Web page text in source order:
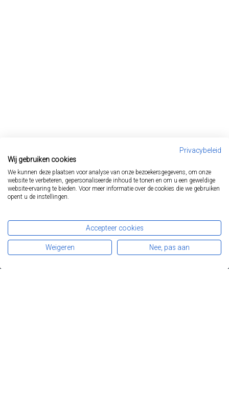
Start
Lynch syndroom
Darmkanker
Patiënten
Privacybeleid
Wij gebruiken cookies
We kunnen deze plaatsen voor analyse van onze bezoekersgegevens, om onze
website te verbeteren, gepersonaliseerde inhoud te tonen en om u een geweldige
website-ervaring te bieden. Voor meer informatie over de cookies die we gebruiken
opent u de instellingen.
Accepteer cookies
Weigeren Nee, pas aan